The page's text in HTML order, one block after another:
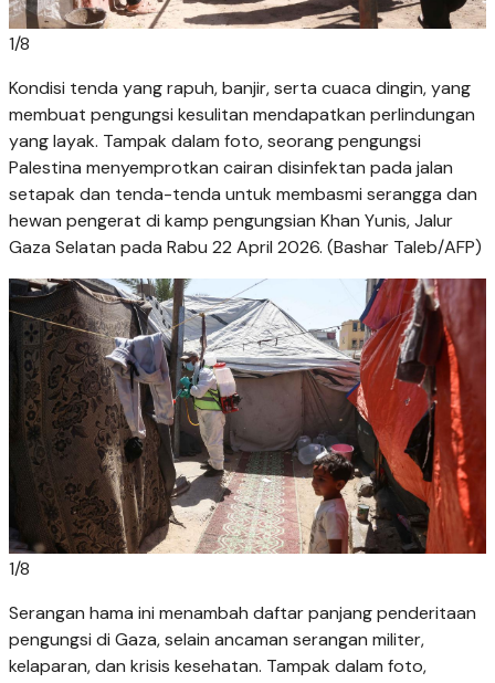
1/8
Kondisi tenda yang rapuh, banjir, serta cuaca dingin, yang
membuat pengungsi kesulitan mendapatkan perlindungan
yang layak. Tampak dalam foto, seorang pengungsi
Palestina menyemprotkan cairan disinfektan pada jalan
setapak dan tenda-tenda untuk membasmi serangga dan
hewan pengerat di kamp pengungsian Khan Yunis, Jalur
Gaza Selatan pada Rabu 22 April 2026. (Bashar Taleb/AFP)
1/8
Serangan hama ini menambah daftar panjang penderitaan
pengungsi di Gaza, selain ancaman serangan militer,
kelaparan, dan krisis kesehatan. Tampak dalam foto,